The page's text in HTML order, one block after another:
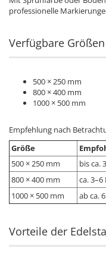
professionelle
Verfügbare Größen
500 × 250 mm
800 × 400 mm
1000 × 500 mm
Empfehlung nach
Größe
500 × 250 mm
bis ca.
800 × 400 mm
ca.
1000 × 500 mm
ab ca.
Vorteile der